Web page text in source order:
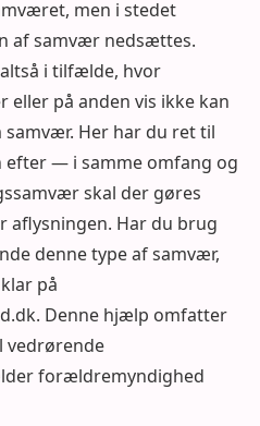
men i stedet
af samvær nedsættes.
i tilfælde, hvor
på anden vis ikke kan
Her har du ret til
— i samme omfang og
skal der gøres
aflysningen. Har du brug
denne type af samvær,
på
Denne hjælp omfatter
vedrørende
forældremyndighed